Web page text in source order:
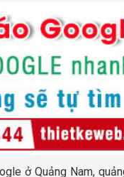
ở Quảng Nam,